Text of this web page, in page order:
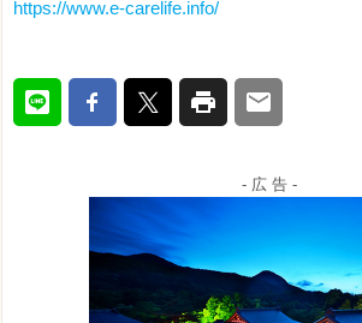
https://www.e-carelife.info/
- 広 告 -